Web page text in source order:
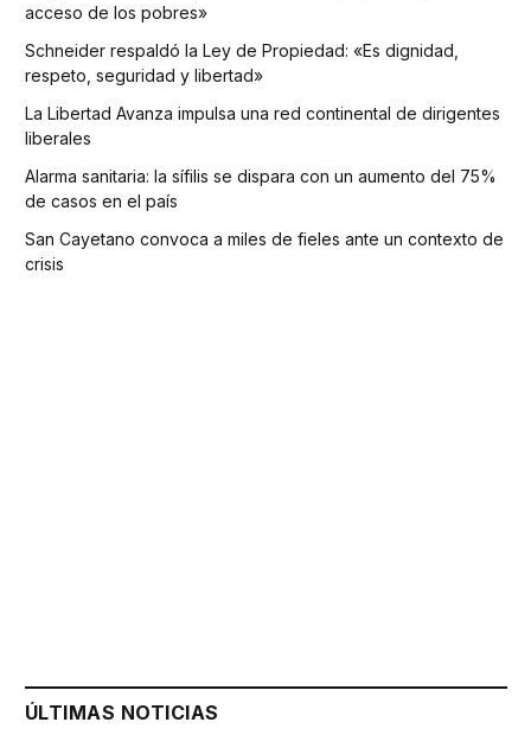
acceso de los pobres»
Schneider respaldó la Ley de Propiedad: «Es dignidad,
respeto, seguridad y libertad»
La Libertad Avanza impulsa una red continental de dirigentes
liberales
Alarma sanitaria: la sífilis se dispara con un aumento del 75%
de casos en el país
San Cayetano convoca a miles de fieles ante un contexto de
crisis
ÚLTIMAS NOTICIAS